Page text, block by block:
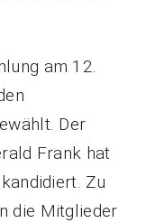
am 12.
Der
Frank hat
Zu
die Mitglieder